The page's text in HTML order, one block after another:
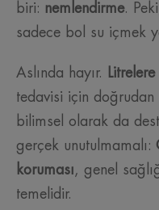
biri: nemlendirme.
sadece bol su içmek
Aslında hayır.
tedavisi için
bilimsel olarak da
gerçek unutulmamalı:
koruması, genel
temelidir.